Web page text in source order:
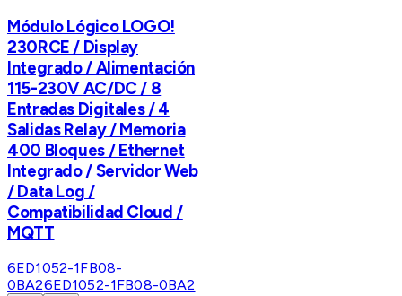
Módulo Lógico LOGO!
230RCE / Display
Integrado / Alimentación
115-230V AC/DC / 8
Entradas Digitales / 4
Salidas Relay / Memoria
400 Bloques / Ethernet
Integrado / Servidor Web
/ Data Log /
Compatibilidad Cloud /
MQTT
6ED1052-1FB08-
0BA26ED1052-1FB08-0BA2